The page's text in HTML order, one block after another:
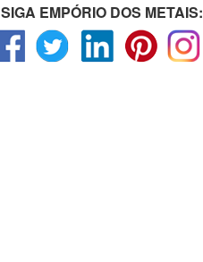
SIGA EMPÓRIO DOS METAIS: